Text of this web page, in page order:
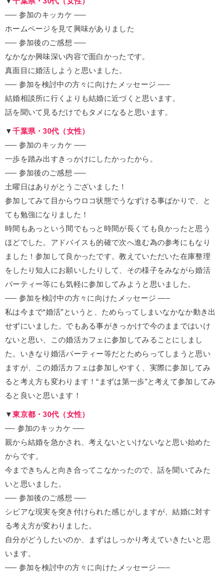
—– 参加のキッカケ —–
ホームページを見て興味がありました
—– 参加後のご感想 —–
なかなか興味深い内容で面白かったです。
真面目に婚活しようと思いました。
—– 参加を検討中の方々に向けたメッセージ —–
結婚相談所に行くよりも結婚に近づくと思います。
話を聞いて見るだけでもタメになると思います。
▼千葉県・30代（女性）
—– 参加のキッカケ —–
一歩を踏み出すきっかけにしたかったから。
—– 参加後のご感想 —–
土曜日はありがとうございました！
参加してみて目からウロコ状態でうなずける事ばかりで、と
ても勉強になりました！
時間もあっという間でもっと時間が長くても良かったと思う
ほどでした。アドバイスも的確で次へ進む為の参考にもなり
ました！参加して良かったです。教えていただいた在庫整理
をしたり知人にお願いしたりして、その様子をみながら婚活
パーティー等にも気軽に参加してみようと思いました。
—– 参加を検討中の方々に向けたメッセージ —–
私は今まで“婚活”というと、ためらってしまいなかなか動き出
せずにいました。でもある事がきっかけで今のままではいけ
ないと思い、この婚活カフェに参加してみることにしまし
た。いきなり婚活パーティー等だとためらってしまうと思い
ますが、この婚活カフェは参加しやすく、実際に参加してみ
ると考え方も変わります！“まずは第一歩”と考えて参加してみ
ると良いと思います！
▼東京都・30代（女性）
—- 参加のキッカケ —–
親から結婚を急かされ、考えないといけないなと思い始めた
からです。
今まできちんと向き合ってこなかったので、話を聞いてみた
いと思いました。
—– 参加後のご感想 —–
シビアな現実を突き付けられた感じがしますが、結婚に対す
る考え方が変わりました。
自分がどうしたいのか、まずはしっかり考えていきたいと思
います。
—– 参加を検討中の方々に向けたメッセージ —–